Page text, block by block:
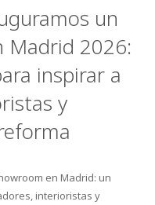
un
Madrid 2026:
inspirar a
y
en Madrid: un
interioristas y